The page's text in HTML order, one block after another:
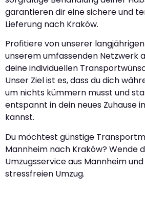
garantieren dir eine sichere und
Lieferung nach Kraków.
Profitiere von unserer
unserem umfassenden Netzwerk
deine individuellen
Unser Ziel ist es, dass du dich
um nichts kümmern musst und
entspannt in dein neues Zuhause
kannst.
Du möchtest günstige
Mannheim nach Kraków? Wende
Umzugsservice aus Mannheim
stressfreien Umzug.